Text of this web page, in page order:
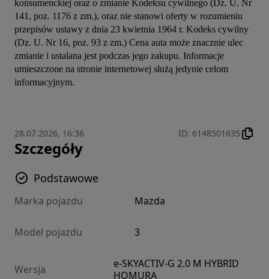
konsumenckiej oraz o zmianie Kodeksu cywilnego (Dz. U. Nr
141, poz. 1176 z zm.), oraz nie stanowi oferty w rozumieniu
przepisów ustawy z dnia 23 kwietnia 1964 r. Kodeks cywilny
(Dz. U. Nr 16, poz. 93 z zm.) Cena auta może znacznie ulec
zmianie i ustalana jest podczas jego zakupu. Informacje
umieszczone na stronie internetowej służą jedynie celom
informacyjnym.
28.07.2026, 16:36 ID: 6148501635
Szczegóły
Podstawowe
Marka pojazdu Mazda
Model pojazdu 3
Wersja
e-SKYACTIV-G 2.0 M HYBRID
HOMURA